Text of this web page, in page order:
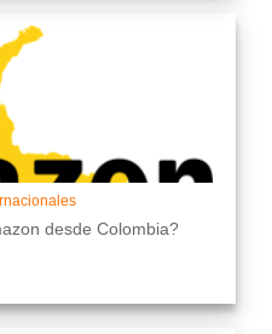
desde Colombia?